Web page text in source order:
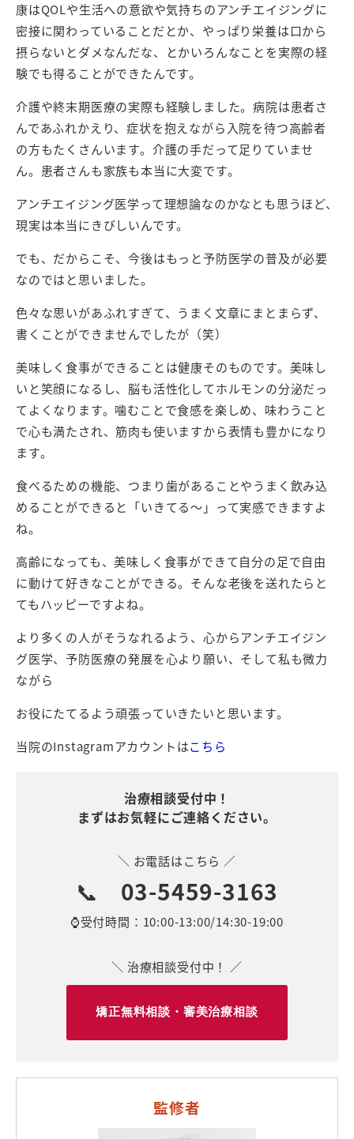
康はQOLや生活への意欲や気持ちのアンチエイジングに
密接に関わっていることだとか、やっぱり栄養は口から
摂らないとダメなんだな、とかいろんなことを実際の経
験でも得ることができたんです。
介護や終末期医療の実際も経験しました。病院は患者さ
んであふれかえり、症状を抱えながら入院を待つ高齢者
の方もたくさんいます。介護の手だって足りていませ
ん。患者さんも家族も本当に大変です。
アンチエイジング医学って理想論なのかなとも思うほど、
現実は本当にきびしいんです。
でも、だからこそ、今後はもっと予防医学の普及が必要
なのではと思いました。
色々な思いがあふれすぎて、うまく文章にまとまらず、
書くことができませんでしたが（笑）
美味しく食事ができることは健康そのものです。美味し
いと笑顔になるし、脳も活性化してホルモンの分泌だっ
てよくなります。噛むことで食感を楽しめ、味わうこと
で心も満たされ、筋肉も使いますから表情も豊かになり
ます。
食べるための機能、つまり歯があることやうまく飲み込
めることができると「いきてる～」って実感できますよ
ね。
高齢になっても、美味しく食事ができて自分の足で自由
に動けて好きなことができる。そんな老後を送れたらと
てもハッピーですよね。
より多くの人がそうなれるよう、心からアンチエイジン
グ医学、予防医療の発展を心より願い、そして私も微力
ながら
お役にたてるよう頑張っていきたいと思います。
当院のInstagramアカウントはこちら
治療相談受付中！
まずはお気軽にご連絡ください。
＼ お電話はこちら ／
📞 03-5459-3163
⌚受付時間：10:00-13:00/14:30-19:00
＼ 治療相談受付中！ ／
矯正無料相談・審美治療相談
監修者